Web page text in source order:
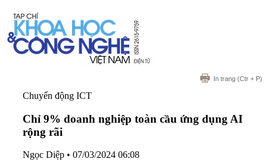
In trang (Ctr + P)
Chuyển động ICT
Chỉ 9% doanh nghiệp toàn cầu ứng dụng AI
rộng rãi
Ngọc Diệp • 07/03/2024 06:08